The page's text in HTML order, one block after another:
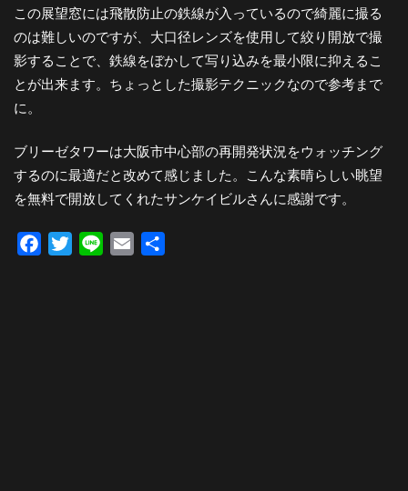
この展望窓には飛散防止の鉄線が入っているので綺麗に撮る
のは難しいのですが、大口径レンズを使用して絞り開放で撮
影することで、鉄線をぼかして写り込みを最小限に抑えるこ
とが出来ます。ちょっとした撮影テクニックなので参考まで
に。
ブリーゼタワーは大阪市中心部の再開発状況をウォッチング
するのに最適だと改めて感じました。こんな素晴らしい眺望
を無料で開放してくれたサンケイビルさんに感謝です。
Facebook
TwitterLine Email